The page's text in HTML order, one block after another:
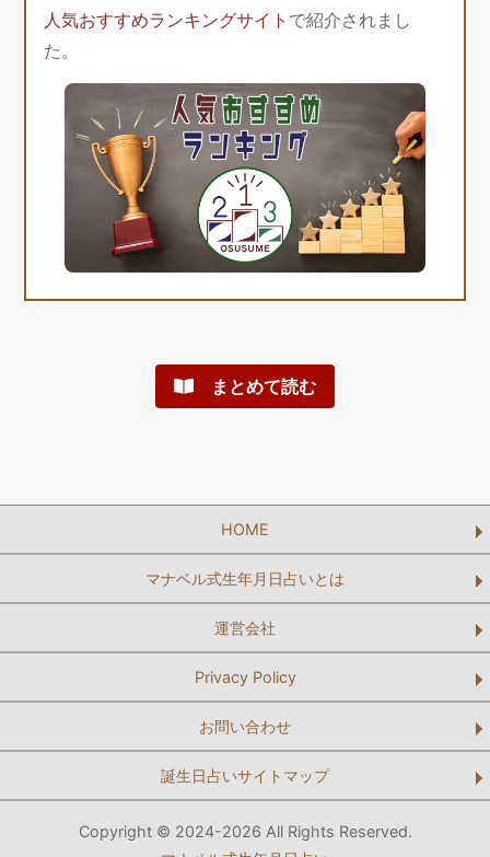
人気おすすめランキングサイト で紹介されまし
た。
まとめて読む
HOME
マナベル式生年月日占いとは
運営会社
Privacy Policy
お問い合わせ
誕生日占いサイトマップ
Copyright © 2024-2026 All Rights Reserved.